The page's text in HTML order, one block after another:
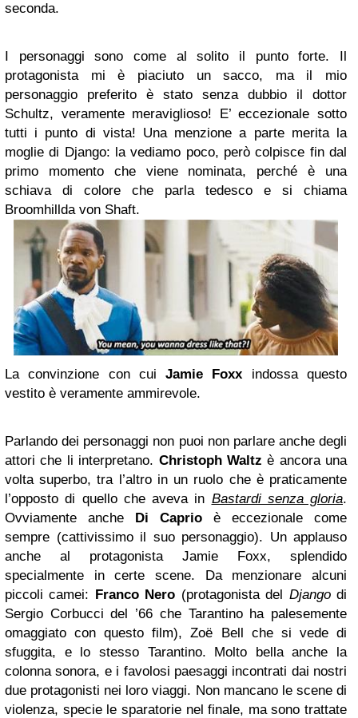
seconda.
I personaggi sono come al solito il punto forte. Il
protagonista mi è piaciuto un sacco, ma il mio
personaggio preferito è stato senza dubbio il dottor
Schultz, veramente meraviglioso! E’ eccezionale sotto
tutti i punto di vista! Una menzione a parte merita la
moglie di Django: la vediamo poco, però colpisce fin dal
primo momento che viene nominata, perché è una
schiava di colore che parla tedesco e si chiama
Broomhillda von Shaft.
La convinzione con cuiJamie Foxx indossa questo
vestito è veramente ammirevole.
Parlando dei personaggi non puoi non parlare anche degli
attori che li interpretano. Christoph Waltz è ancora una
volta superbo, tra l’altro in un ruolo che è praticamente
l’opposto di quello che aveva in Bastardi senza gloria.
Ovviamente anche Di Caprio è eccezionale come
sempre (cattivissimo il suo personaggio). Un applauso
anche al protagonista Jamie Foxx, splendido
specialmente in certe scene. Da menzionare alcuni
piccoli camei: Franco Nero (protagonista del Djangodi
Sergio Corbucci del ’66 che Tarantino ha palesemente
omaggiato con questo film), Zoë Bell che si vede di
sfuggita, e lo stesso Tarantino. Molto bella anche la
colonna sonora, e i favolosi paesaggi incontrati dai nostri
due protagonisti nei loro viaggi. Non mancano le scene di
violenza, specie le sparatorie nel finale, ma sono trattate